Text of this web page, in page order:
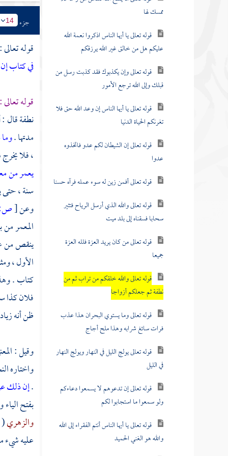
ممسك لها
قوله تعالى يا أيها الناس اذكروا نعمة الله
عليكم هل من خالق غير الله يرزقكم
قوله تعالى وإن يكذبوك فقد كذبت رسل من
قبلك وإلى الله ترجع الأمور
قوله تعالى يا أيها الناس إن وعد الله حق فلا
تغرنكم الحياة الدنيا
قوله تعالى إن الشيطان لكم عدو فاتخذوه
عدوا
قوله تعالى أفمن زين له سوء عمله فرآه حسنا
قوله تعالى والله الذي أرسل الرياح فتثير
سحابا فسقناه إلى بلد ميت
قوله تعالى من كان يريد العزة فلله العزة
جميعا
قوله تعالى والله خلقكم من تراب ثم من
نطفة ثم جعلكم أزواجا
قوله تعالى وما يستوي البحران هذا عذب
فرات سائغ شرابه وهذا ملح أجاج
قوله تعالى يولج الليل في النهار ويولج النهار
في الليل
قوله تعالى إن تدعوهم لا يسمعوا دعاءكم
ولو سمعوا ما استجابوا لكم
قوله تعالى يا أيها الناس أنتم الفقراء إلى الله
والله هو الغني الحميد
جزء 14
قوله
في كتاب
قوله
نطفة قال
مدتها .
، فلا
يعمر من
سنة ، حتى
وعن[
المعمر
ينقص من
الأول ،
كتاب .
فلان كذا
ظن أنه
وقيل :
واختاره
.إن ذلك
بفتح
والزهري(
عليه شيء